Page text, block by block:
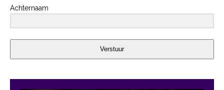
Achternaam
Verstuur